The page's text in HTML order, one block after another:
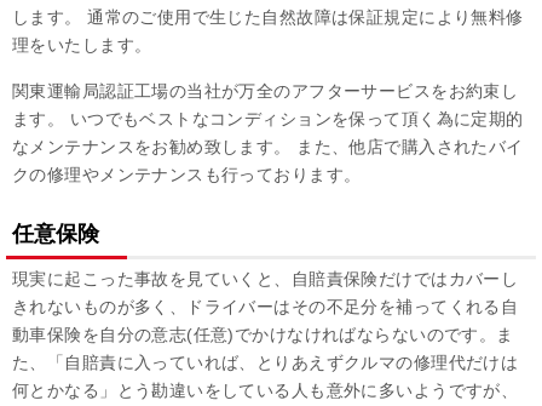
します。 通常のご使用で生じた自然故障は保証規定により無料修
理をいたします。
関東運輸局認証工場の当社が万全のアフターサービスをお約束し
ます。 いつでもベストなコンディションを保って頂く為に定期的
なメンテナンスをお勧め致します。 また、他店で購入されたバイ
クの修理やメンテナンスも行っております。
任意保険
現実に起こった事故を見ていくと、自賠責保険だけではカバーし
きれないものが多く、ドライバーはその不足分を補ってくれる自
動車保険を自分の意志(任意)でかけなければならないのです。ま
た、「自賠責に入っていれば、とりあえずクルマの修理代だけは
何とかなる」とう勘違いをしている人も意外に多いようですが、